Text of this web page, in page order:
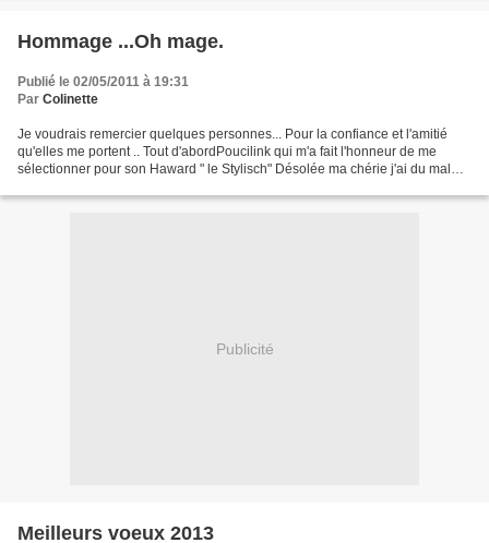
Hommage ...Oh mage.
Publié le 02/05/2011 à 19:31
Par Colinette
Je voudrais remercier quelques personnes... Pour la confiance et l'amitié
qu'elles me portent .. Tout d'abordPoucilink qui m'a fait l'honneur de me
sélectionner pour son Haward " le Stylisch" Désolée ma chérie j'ai du mal
Publicité
Meilleurs voeux 2013